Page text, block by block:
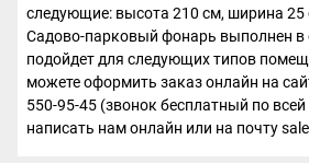
следующие: высота 210 см, ширина 25
Садово-парковый фонарь выполнен в
подойдет для следующих типов
можете оформить заказ онлайн на
550-95-45 (звонок бесплатный по
написать нам онлайн или на почту